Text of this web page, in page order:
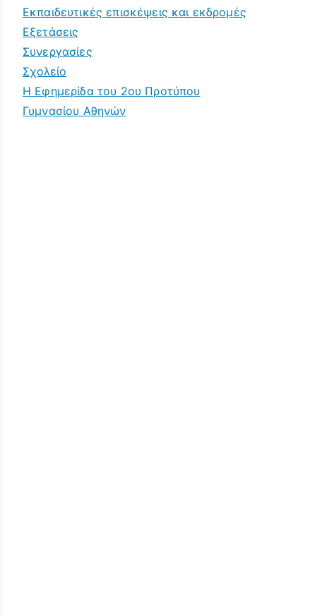
Εκπαιδευτικές επισκέψεις και εκδρομές
Εξετάσεις
Συνεργασίες
Σχολείο
Η Εφημερίδα του 2ου Προτύπου
Γυμνασίου Αθηνών